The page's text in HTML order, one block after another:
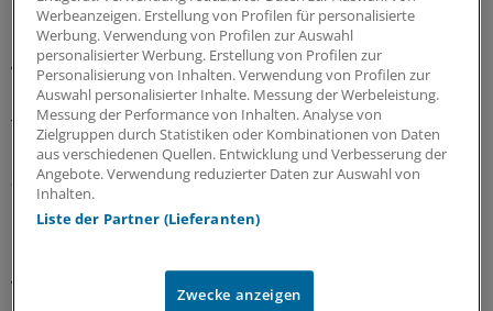
Dosierung und von mit dem Vitamin aufgenommenen
Nährstoffen: "Unsere Ergebnisse sollten nicht auf
Vitamin C in Lebensmitteln übertragen werden."
Thomas et al. halten zwar eine weitere Bestätigung ihrer
Studiendaten für erforderlich. Trotzdem empfehlen sie
Zurückhaltung mit Vitamin-C-Präparaten: "Derzeit ist
kein Nutzen von hochdosiertem Vitamin C belegt. Daher
erscheint es vernünftig, Patienten dahingehend zu
verzichten, ganz besonders dann, wenn sie schon
Werbeanzeigen. Erstellung von Profilen für personalisierte
Werbung. Verwendung von Profilen zur Auswahl
personalisierter Werbung. Erstellung von Profilen zur
Personalisierung von Inhalten. Verwendung von Profilen zur
Auswahl personalisierter Inhalte. Messung der Werbeleistung.
Messung der Performance von Inhalten. Analyse von
Zielgruppen durch Statistiken oder Kombinationen von Daten
aus verschiedenen Quellen. Entwicklung und Verbesserung der
Angebote. Verwendung reduzierter Daten zur Auswahl von
Inhalten.
Liste der Partner (Lieferanten)
Zwecke anzeigen